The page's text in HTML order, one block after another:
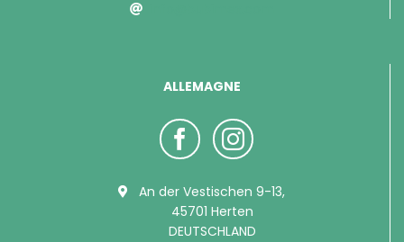
ALLEMAGNE
An der Vestischen 9-13,
45701 Herten
DEUTSCHLAND